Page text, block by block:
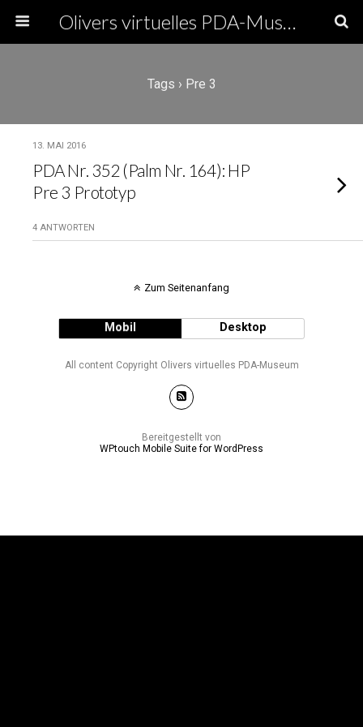
Olivers virtuelles PDA-Museum
Tags › Pre 3
13. MAI 2016
PDA Nr. 352 (Palm Nr. 164): HP
Pre 3 Prototyp
4 ANTWORTEN
Zum Seitenanfang
Mobil Desktop
All content Copyright Olivers virtuelles PDA-Museum
Bereitgestellt von
WPtouch Mobile Suite for WordPress